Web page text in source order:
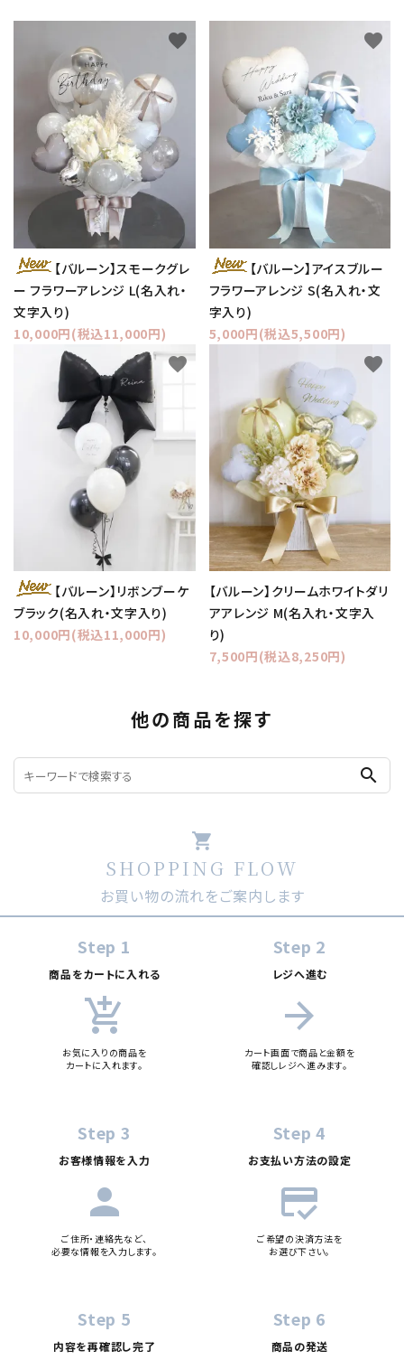
【バルーン】スモークグレ
ー フラワーアレンジ L(名入れ・
文字入り)
10,000円(税込11,000円)
favorite
【バルーン】アイスブルー
フラワーアレンジ S(名入れ・文
字入り)
5,000円(税込5,500円)
favorite
【バルーン】リボンブーケ
ブラック(名入れ・文字入り)
10,000円(税込11,000円)
favorite
【バルーン】クリームホワイトダリ
アアレンジ M(名入れ・文字入
り)
7,500円(税込8,250円)
favorite
他の商品を探す
search
shopping_cart
SHOPPING FLOW
お買い物の流れをご案内します
Step 1
商品をカートに入れる
add_shopping_cart
お気に入りの商品を
カートに入れます。
Step 2
レジへ進む
arrow_forward
カート画面で商品と金額を
確認しレジへ進みます。
Step 3
お客様情報を入力
person
ご住所・連絡先など、
必要な情報を入力します。
Step 4
お支払い方法の設定
credit_score
ご希望の決済方法を
お選び下さい。
Step 5
内容を再確認し完了
Step 6
商品の発送